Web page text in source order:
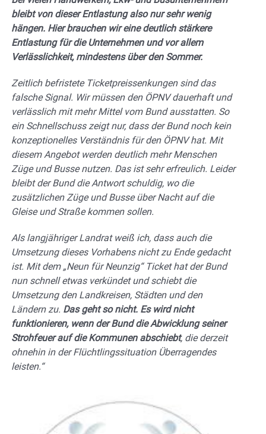
bleibt von dieser Entlastung also nur sehr wenig
hängen. Hier brauchen wir eine deutlich stärkere
Entlastung für die Unternehmen und vor allem
Verlässlichkeit, mindestens über den Sommer.
Zeitlich befristete Ticketpreissenkungen sind das
falsche Signal. Wir müssen den ÖPNV dauerhaft und
verlässlich mit mehr Mittel vom Bund ausstatten. So
ein Schnellschuss zeigt nur, dass der Bund noch kein
konzeptionelles Verständnis für den ÖPNV hat. Mit
diesem Angebot werden deutlich mehr Menschen
Züge und Busse nutzen. Das ist sehr erfreulich. Leider
bleibt der Bund die Antwort schuldig, wo die
zusätzlichen Züge und Busse über Nacht auf die
Gleise und Straße kommen sollen.
Als langjähriger Landrat weiß ich, dass auch die
Umsetzung dieses Vorhabens nicht zu Ende gedacht
ist. Mit dem „Neun für Neunzig“ Ticket hat der Bund
nun schnell etwas verkündet und schiebt die
Umsetzung den Landkreisen, Städten und den
Ländern zu. Das geht so nicht. Es wird nicht
funktionieren, wenn der Bund die Abwicklung seiner
Strohfeuer auf die Kommunen abschiebt, die derzeit
ohnehin in der Flüchtlingssituation Überragendes
leisten.“